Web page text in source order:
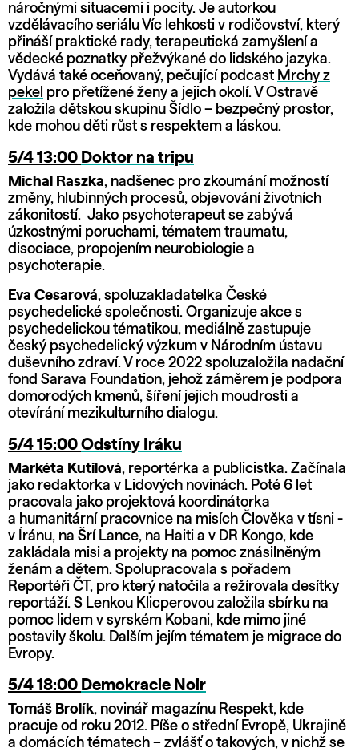
náročnými situacemi i pocity. Je autorkou
vzdělávacího seriálu Víc lehkosti v rodičovství, který
přináší praktické rady, terapeutická zamyšlení a
vědecké poznatky přežvýkané do lidského jazyka.
Vydává také oceňovaný, pečující podcast Mrchy z
pekel pro přetížené ženy a jejich okolí. V Ostravě
založila dětskou skupinu Šídlo – bezpečný prostor,
kde mohou děti růst s respektem a láskou.
5/4 13:00 Doktor na tripu
Michal Raszka, nadšenec pro zkoumání možností
změny, hlubinných procesů, objevování životních
zákonitostí. Jako psychoterapeut se zabývá
úzkostnými poruchami, tématem traumatu,
disociace, propojením neurobiologie a
psychoterapie.
E‍va Cesarová, spoluzakladatelka České
psychedelické společnosti. Organizuje akce s
psychedelickou tématikou, mediálně zastupuje
český psychedelický výzkum v Národním ústavu
duševního zdraví. V roce 2022 spoluzaložila nadační
fond Sarava Foundation, jehož záměrem je podpora
domorodých kmenů, šíření jejich moudrosti a
otevírání mezikulturního dialogu.
5/4 15:00 Odstíny Iráku
Markéta Kutilová, reportérka a publicistka. Začínala
jako redaktorka v Lidových novinách. Poté 6 let
pracovala jako projektová koordinátorka
a humanitární pracovnice na misích Člověka v tísni -
v Íránu, na Šrí Lance, na Haiti a v DR Kongo, kde
zakládala misi a projekty na pomoc znásilněným
ženám a dětem. Spolupracovala s pořadem
Reportéři ČT, pro který natočila a režírovala desítky
reportáží. S Lenkou Klicperovou založila sbírku na
pomoc lidem v syrském Kobani, kde mimo jiné
postavily školu. Dalším jejím tématem je migrace do
Evropy.
5/4 18:00 Demokracie Noir
Tomáš Brolík, novinář magazínu Respekt, kde
pracuje od roku 2012. Píše o střední Evropě, Ukrajině
a domácích tématech – zvlášť o takových, v nichž se